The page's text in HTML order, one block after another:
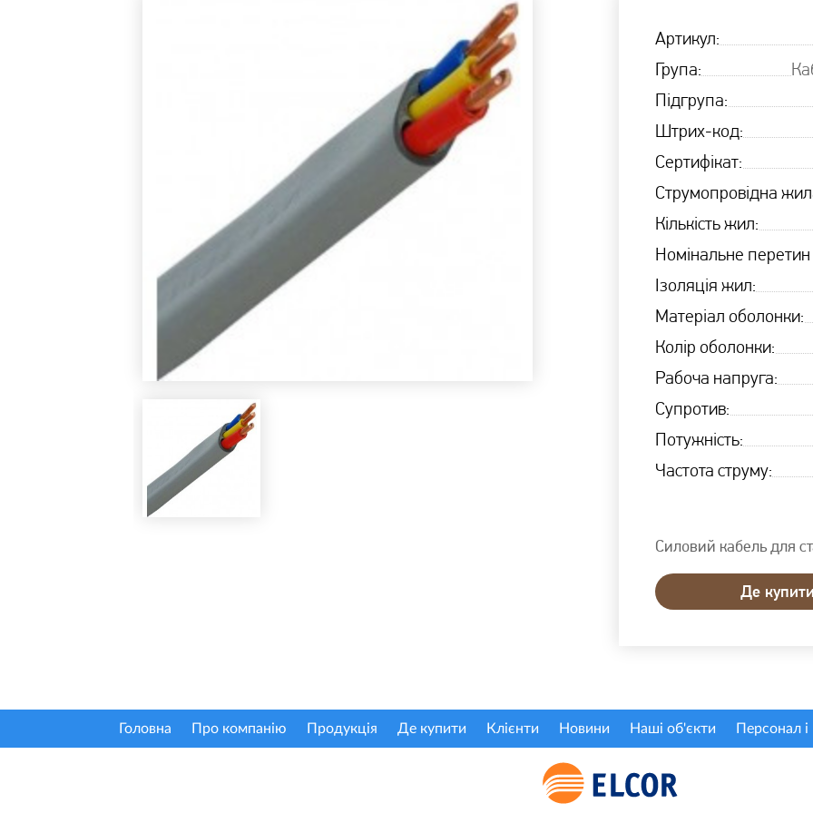
Артикул:
Група:
Підгрупа:
Штрих-код:
Сертифікат:
Струмопровідна
Кількість жил:
Номінальне
Ізоляція жил:
Матеріал оболонки:
Колір оболонки:
Рабоча напруга:
Супротив:
Потужність:
Частота струму:
Силовий кабель для
Де
Головна Про компанію Продукція Де купити Клієнти Новини Наші об'єкти Персонал і